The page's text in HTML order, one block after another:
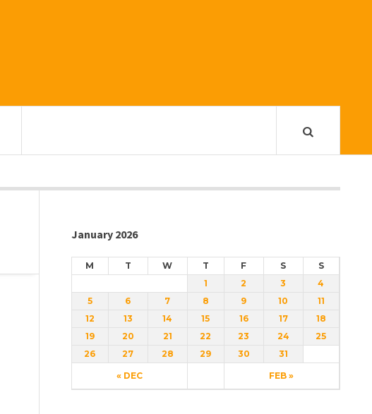
January 2026
M T W T F S S
« DEC FEB »
1 2 3
4
5
6 7 8 9 10
11
12
13 14 15 16 17
18
19
20 21 22 23 24
25
26
27 28 29 30 31